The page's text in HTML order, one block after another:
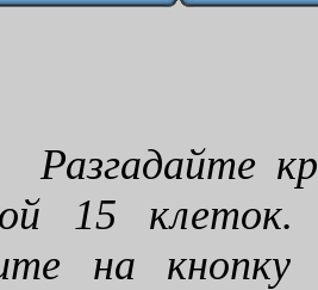
15 клеток.
на кнопку